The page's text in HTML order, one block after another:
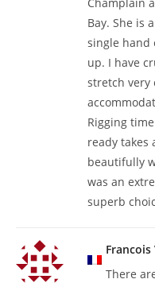
Bay. She is
single hand
up. I have
stretch very
Rigging
ready takes
beautifully
was an
superb
There